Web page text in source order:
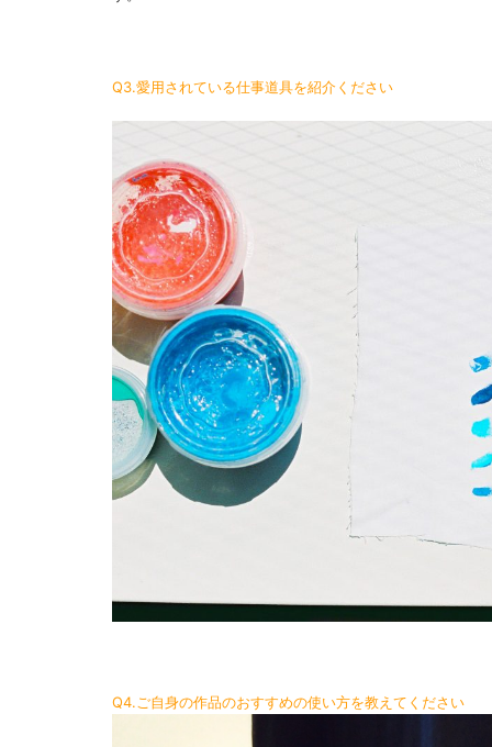
Q3.愛用されている仕事道具を紹介ください
Q4.ご自身の作品のおすすめの使い方を教えてください